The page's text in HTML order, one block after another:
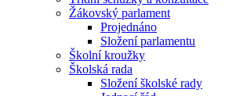
Žákovský parlament
Projednáno
Složení parlamentu
Školní kroužky
Školská rada
Složení školské rady